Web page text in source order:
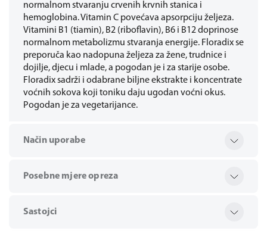
normalnom stvaranju crvenih krvnih stanica i
hemoglobina. Vitamin C povećava apsorpciju željeza.
Vitamini B1 (tiamin), B2 (riboflavin), B6 i B12 doprinose
normalnom metabolizmu stvaranja energije. Floradix se
preporuča kao nadopuna željeza za žene, trudnice i
dojilje, djecu i mlade, a pogodan je i za starije osobe.
Floradix sadrži i odabrane biljne ekstrakte i koncentrate
voćnih sokova koji toniku daju ugodan voćni okus.
Pogodan je za vegetarijance.
Način uporabe
Posebne mjere opreza
Sastojci